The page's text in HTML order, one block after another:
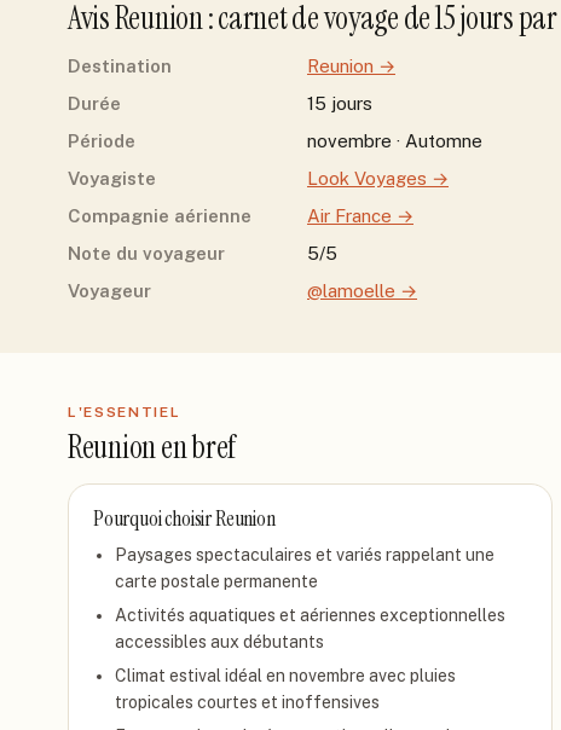
AvisReunion: carnet de voyage de15jourspar
Destination Reunion →
Durée
15 jours
Période
novembre · Automne
Voyagiste
Look Voyages →
Compagnie aérienne
Air France →
Note du voyageur
5/5
Voyageur
@lamoelle →
L'ESSENTIEL
Reunionen bref
Pourquoi choisirReunion
Paysages spectaculaires et variés rappelant une
carte postale permanente
Activités aquatiques et aériennes exceptionnelles
accessibles aux débutants
Climat estival idéal en novembre avec pluies
tropicales courtes et inoffensives